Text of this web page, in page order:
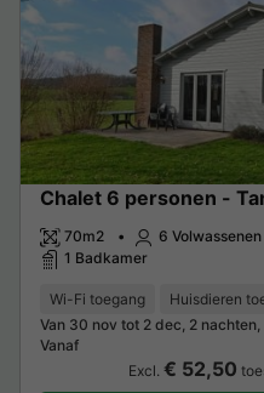
Chalet 6 personen -
70m2 6 Volwassenen
1 Badkamer
Wi-Fi toegang Huisdieren
Van 30 nov tot 2 dec, 2 nachten,
Vanaf
Excl. € 52,50